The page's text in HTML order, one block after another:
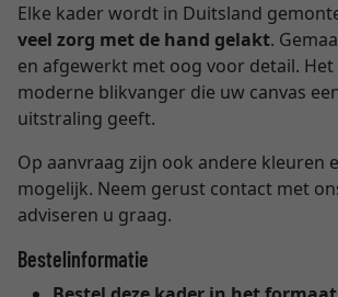
Elke kader wordt in Duitsland
veel zorg met de hand gelakt.
en afgewerkt met oog voor detail.
moderne blikvanger die uw canvas
uitstraling geeft.
Op aanvraag zijn ook andere kleuren
mogelijk. Neem gerust contact met
adviseren u graag.
Bestelinformatie